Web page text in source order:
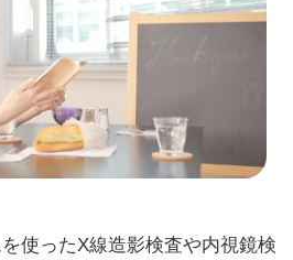
使ったX線造影検査や内視鏡検